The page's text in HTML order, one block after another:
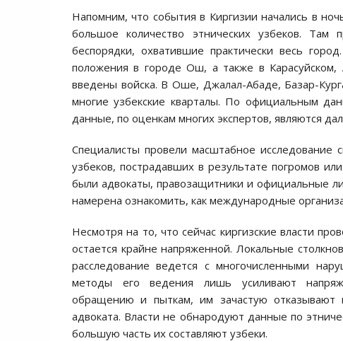
Напомним, что события в Киргизии начались в
большое количество этнических узбеков. Там
беспорядки, охватившие практически весь
положения в городе Ош, а также в
введены войска. В Оше, Джалал-Абаде, Базар-
многие узбекские кварталы. По официальным
данные, по оценкам многих экспертов, являются
Специалисты провели масштабное
узбеков, пострадавших в результате погромов
были адвокаты, правозащитники и официальные
намерена ознакомить, как международные
Несмотря на то, что сейчас киргизские власти
остается крайне напряженной. Локальные
расследование ведется с многочисленными
методы его ведения лишь усиливают
обращению и пыткам, им зачастую отказывают
адвоката. Власти не обнародуют данные по
большую часть их составляют узбеки.